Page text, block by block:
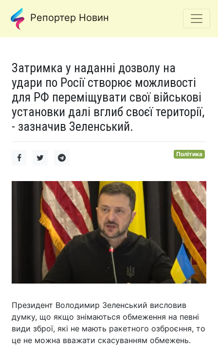
Репортер Новин
Затримка у наданні дозволу на
удари по Росії створює можливості
для РФ переміщувати свої військові
установки далі вглиб своєї території,
- зазначив Зеленський.
Політика
Президент Володимир Зеленський висловив
думку, що якщо знімаються обмеження на певні
види зброї, які не мають ракетного озброєння, то
це не можна вважати скасуванням обмежень.